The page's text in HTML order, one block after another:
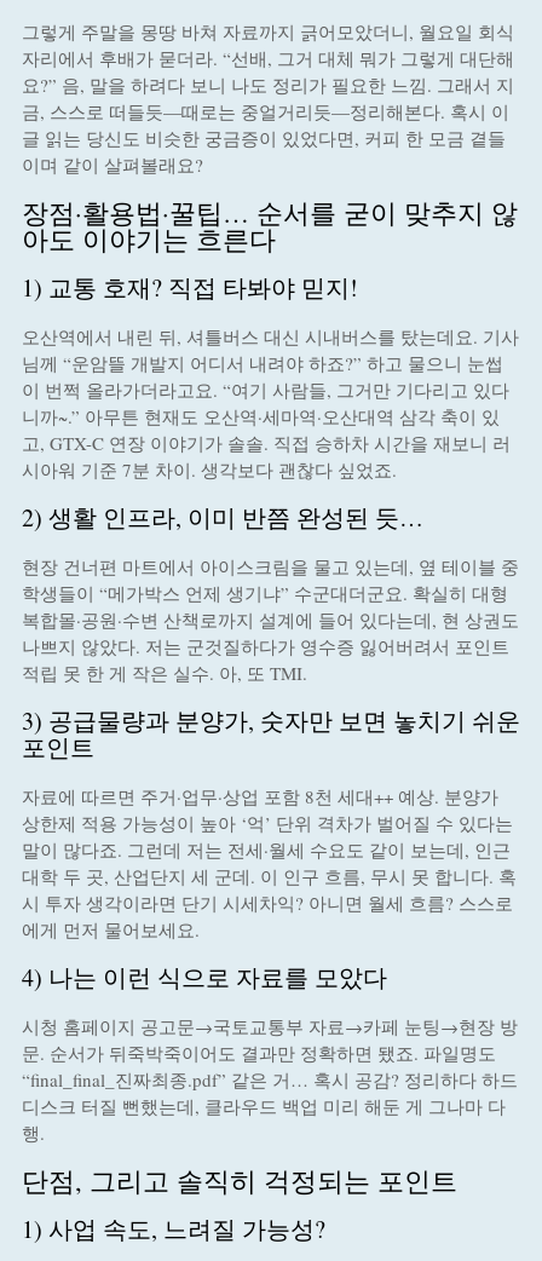
그렇게 주말을 몽땅 바쳐 자료까지 긁어모았더니, 월요일 회식
자리에서 후배가 묻더라. “선배, 그거 대체 뭐가 그렇게 대단해
요?” 음, 말을 하려다 보니 나도 정리가 필요한 느낌. 그래서 지
금, 스스로 떠들듯—때로는 중얼거리듯—정리해본다. 혹시 이
글 읽는 당신도 비슷한 궁금증이 있었다면, 커피 한 모금 곁들
이며 같이 살펴볼래요?
장점·활용법·꿀팁… 순서를 굳이 맞추지 않
아도 이야기는 흐른다
1) 교통 호재? 직접 타봐야 믿지!
오산역에서 내린 뒤, 셔틀버스 대신 시내버스를 탔는데요. 기사
님께 “운암뜰 개발지 어디서 내려야 하죠?” 하고 물으니 눈썹
이 번쩍 올라가더라고요. “여기 사람들, 그거만 기다리고 있다
니까~.” 아무튼 현재도 오산역·세마역·오산대역 삼각 축이 있
고, GTX-C 연장 이야기가 솔솔. 직접 승하차 시간을 재보니 러
시아워 기준 7분 차이. 생각보다 괜찮다 싶었죠.
2) 생활 인프라, 이미 반쯤 완성된 듯…
현장 건너편 마트에서 아이스크림을 물고 있는데, 옆 테이블 중
학생들이 “메가박스 언제 생기냐” 수군대더군요. 확실히 대형
복합몰·공원·수변 산책로까지 설계에 들어 있다는데, 현 상권도
나쁘지 않았다. 저는 군것질하다가 영수증 잃어버려서 포인트
적립 못 한 게 작은 실수. 아, 또 TMI.
3) 공급물량과 분양가, 숫자만 보면 놓치기 쉬운
포인트
자료에 따르면 주거·업무·상업 포함 8천 세대++ 예상. 분양가
상한제 적용 가능성이 높아 ‘억’ 단위 격차가 벌어질 수 있다는
말이 많다죠. 그런데 저는 전세·월세 수요도 같이 보는데, 인근
대학 두 곳, 산업단지 세 군데. 이 인구 흐름, 무시 못 합니다. 혹
시 투자 생각이라면 단기 시세차익? 아니면 월세 흐름? 스스로
에게 먼저 물어보세요.
4) 나는 이런 식으로 자료를 모았다
시청 홈페이지 공고문→국토교통부 자료→카페 눈팅→현장 방
문. 순서가 뒤죽박죽이어도 결과만 정확하면 됐죠. 파일명도
“final_final_진짜최종.pdf” 같은 거… 혹시 공감? 정리하다 하드
디스크 터질 뻔했는데, 클라우드 백업 미리 해둔 게 그나마 다
행.
단점, 그리고 솔직히 걱정되는 포인트
1) 사업 속도, 느려질 가능성?